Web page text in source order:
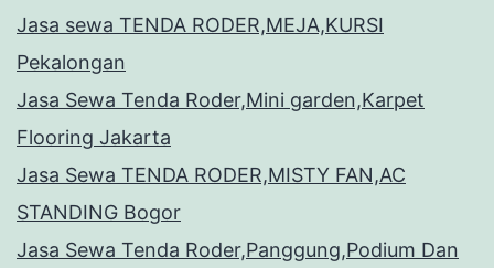
Jasa sewa TENDA RODER,MEJA,KURSI
Pekalongan
Jasa Sewa Tenda Roder,Mini garden,Karpet
Flooring Jakarta
Jasa Sewa TENDA RODER,MISTY FAN,AC
STANDING Bogor
Jasa Sewa Tenda Roder,Panggung,Podium Dan